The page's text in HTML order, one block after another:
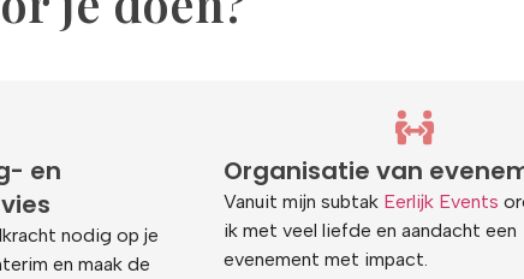
en
nodig op je
en maak de
Organisatie van
Vanuit mijn subtak Eerlijk Events
ik met veel liefde en aandacht een
evenement met impact.